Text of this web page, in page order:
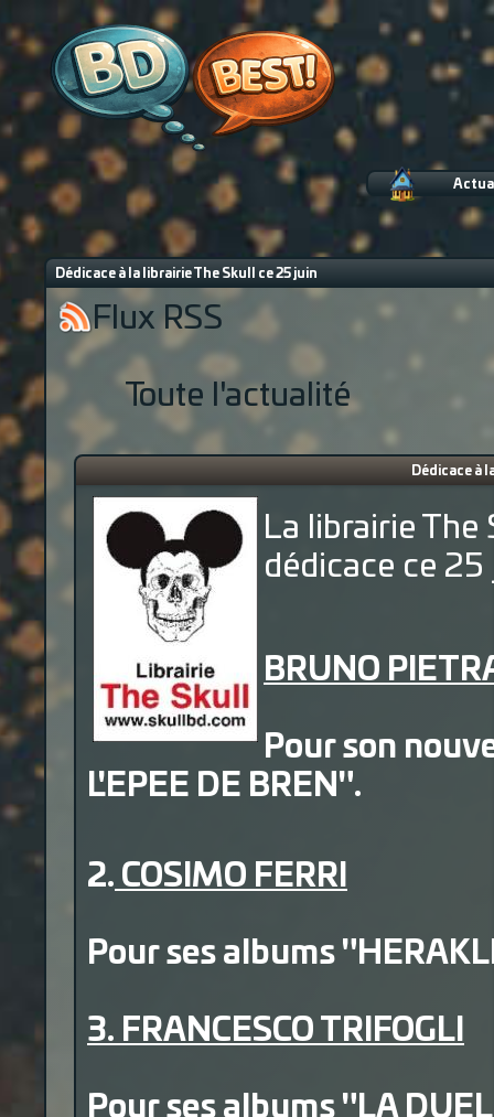
Dédicace à la librairie The Skull ce 25 juin
Flux RSS
Toute l'actualité
Dédicace à
La librairie The
dédicace ce
BRUNO
Pour son
L'EPEE DE BREN".
2. COSIMO FERRI
Pour ses albums
3. FRANCESCO TRIFOGLI
Pour ses albums "LA